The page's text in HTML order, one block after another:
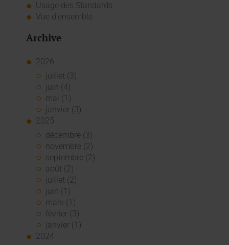
Usage des Standards
Vue d'ensemble
Archive
2026
juillet (3)
juin (4)
mai (1)
janvier (3)
2025
décembre (3)
novembre (2)
septembre (2)
août (2)
juillet (2)
juin (1)
mars (1)
février (3)
janvier (1)
2024